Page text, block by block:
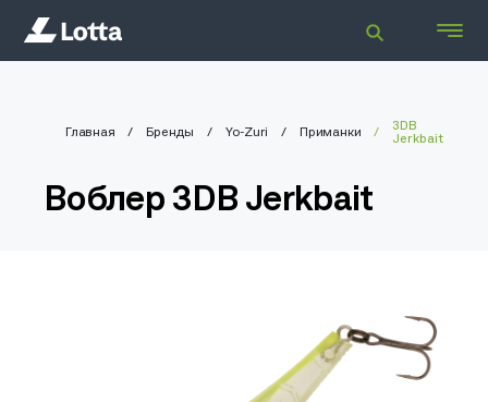
Главная Бренды Yo-Zuri Приманки
3DB
Jerkbait
Воблер 3DB Jerkbait